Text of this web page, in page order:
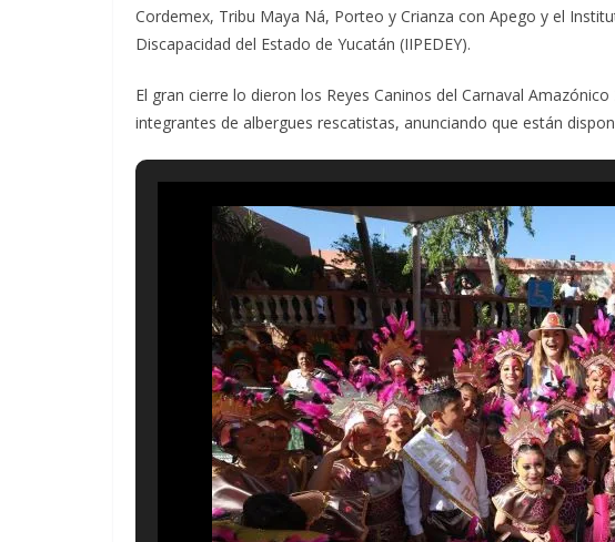
Cordemex, Tribu Maya Ná, Porteo y Crianza con Apego y el
Discapacidad del Estado de Yucatán (IIPEDEY).
El gran cierre lo dieron los Reyes Caninos del Carnaval
integrantes de albergues rescatistas, anunciando que están